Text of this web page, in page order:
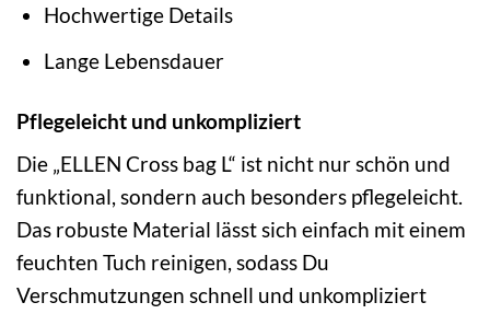
Hochwertige Details
Lange Lebensdauer
Pflegeleicht und unkompliziert
Die „ELLEN Cross bag L“ ist nicht nur schön und
funktional, sondern auch besonders pflegeleicht.
Das robuste Material lässt sich einfach mit einem
feuchten Tuch reinigen, sodass Du
Verschmutzungen schnell und unkompliziert